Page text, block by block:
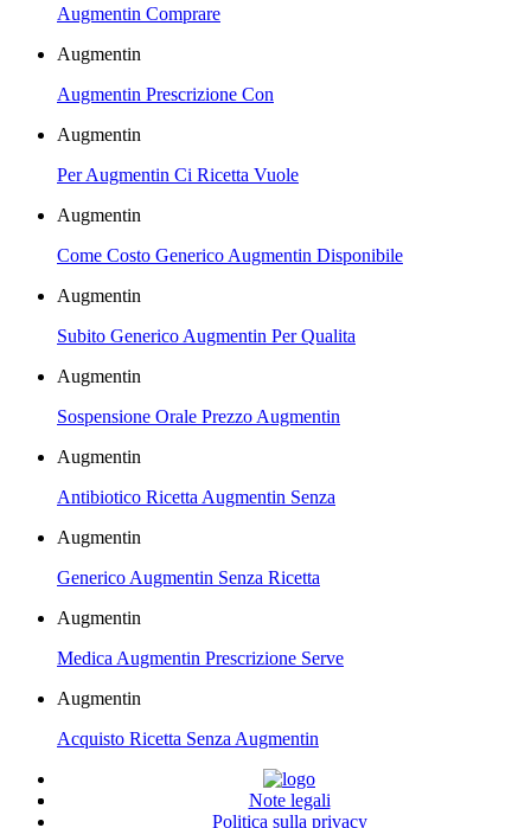
Augmentin Comprare
Augmentin
Augmentin Prescrizione Con
Augmentin
Per Augmentin Ci Ricetta Vuole
Augmentin
Come Costo Generico Augmentin Disponibile
Augmentin
Subito Generico Augmentin Per Qualita
Augmentin
Sospensione Orale Prezzo Augmentin
Augmentin
Antibiotico Ricetta Augmentin Senza
Augmentin
Generico Augmentin Senza Ricetta
Augmentin
Medica Augmentin Prescrizione Serve
Augmentin
Acquisto Ricetta Senza Augmentin
Note legali
Politica sulla privacy